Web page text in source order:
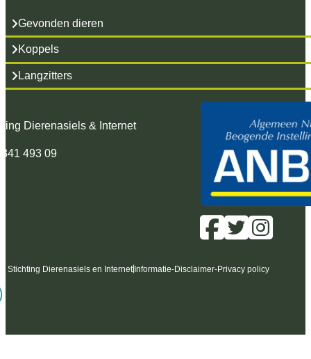
Gevonden dieren
Koppels
Langzitters
Dierenasiels & Internet
493 09
Stichting Dierenasiels en Internet Informatie-Disclaimer-Privacy policy